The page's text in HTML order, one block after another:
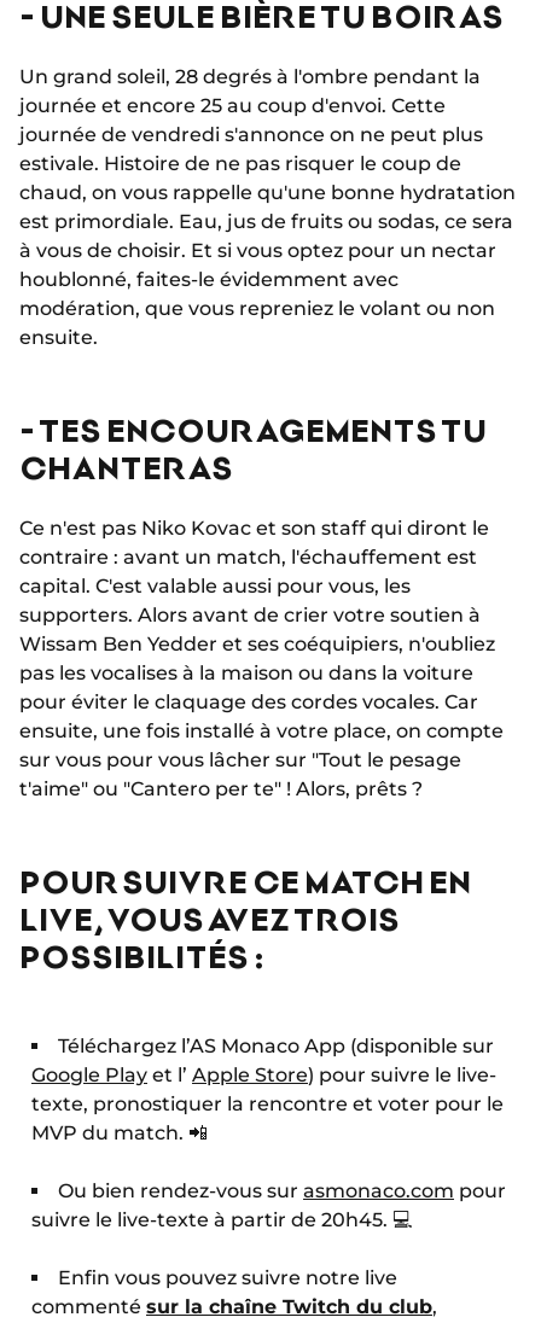
- UNE SEULE BIÈRE TU BOIRAS
Un grand soleil, 28 degrés à l'ombre pendant la
journée et encore 25 au coup d'envoi. Cette
journée de vendredi s'annonce on ne peut plus
estivale. Histoire de ne pas risquer le coup de
chaud, on vous rappelle qu'une bonne hydratation
est primordiale. Eau, jus de fruits ou sodas, ce sera
à vous de choisir. Et si vous optez pour un nectar
houblonné, faites-le évidemment avec
modération, que vous repreniez le volant ou non
ensuite.
- TES ENCOURAGEMENTS TU
CHANTERAS
Ce n'est pas Niko Kovac et son staff qui diront le
contraire : avant un match, l'échauffement est
capital. C'est valable aussi pour vous, les
supporters. Alors avant de crier votre soutien à
Wissam Ben Yedder et ses coéquipiers, n'oubliez
pas les vocalises à la maison ou dans la voiture
pour éviter le claquage des cordes vocales. Car
ensuite, une fois installé à votre place, on compte
sur vous pour vous lâcher sur "Tout le pesage
t'aime" ou "Cantero per te" ! Alors, prêts ?
POUR SUIVRE CE MATCH EN
LIVE, VOUS AVEZ TROIS
POSSIBILITÉS :
Téléchargez l’AS Monaco App (disponible sur
Google Play et l’ Apple Store) pour suivre le live-
texte, pronostiquer la rencontre et voter pour le
MVP du match. 📲
Ou bien rendez-vous sur asmonaco.com pour
suivre le live-texte à partir de 20h45. 💻
Enfin vous pouvez suivre notre live
commenté sur la chaîne Twitch du club,